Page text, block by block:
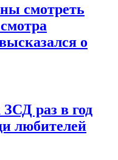
смотреть
о
раз в год
любителей